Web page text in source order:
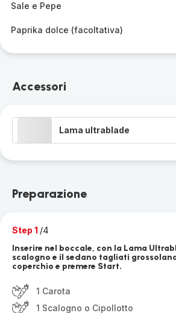
Sale e Pepe
Paprika dolce (facoltativa)
Accessori
Lama ultrablade
Preparazione
Step 1 /4
Inserire nel boccale, con la Lama
scalogno e il sedano tagliati
coperchio e premere Start.
1 Carota
1 Scalogno o Cipollotto